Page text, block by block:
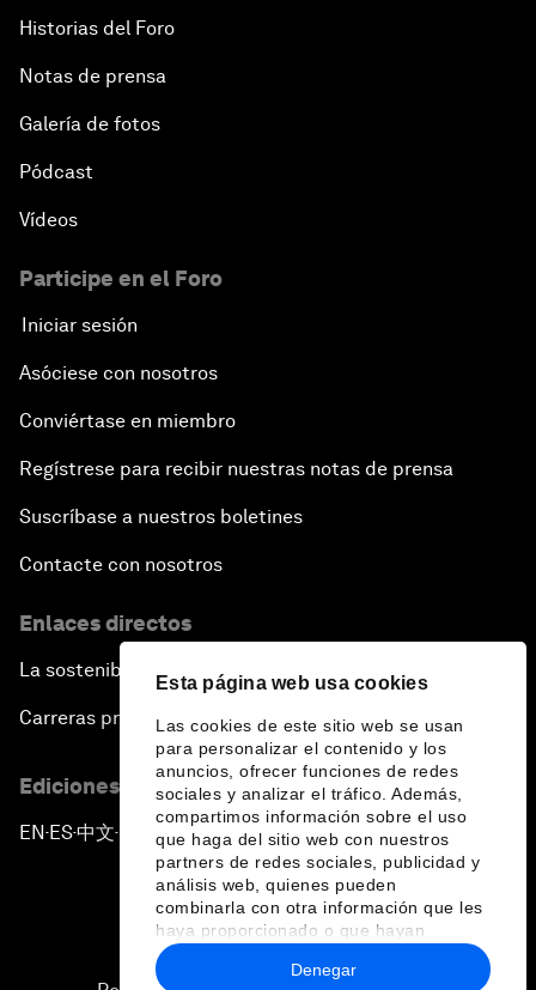
Esta página web usa cookies
Las cookies de este sitio web se usan
para personalizar el contenido y los
anuncios, ofrecer funciones de redes
sociales y analizar el tráfico. Además,
compartimos información sobre el uso
que haga del sitio web con nuestros
partners de redes sociales, publicidad y
análisis web, quienes pueden
combinarla con otra información que les
haya proporcionado o que hayan
recopilado a partir del uso que haya
hecho de sus servicios.
Denegar
Historias del Foro
Notas de prensa
Galería de fotos
Pódcast
Vídeos
Participe en el Foro
Iniciar sesión
Asóciese con nosotros
Conviértase en miembro
Regístrese para recibir nuestras notas de prensa
Suscríbase a nuestros boletines
Contacte con nosotros
Enlaces directos
La sostenibilidad en el Foro
Carreras profesionales
Ediciones en otros idiomas
EN ▪ES▪中文▪ 日本語